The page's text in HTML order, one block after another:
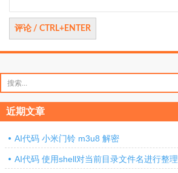
索：
近期文章
AI代码 小米门铃 m3u8 解密
AI代码 使用shell对当前目录文件名进行整理